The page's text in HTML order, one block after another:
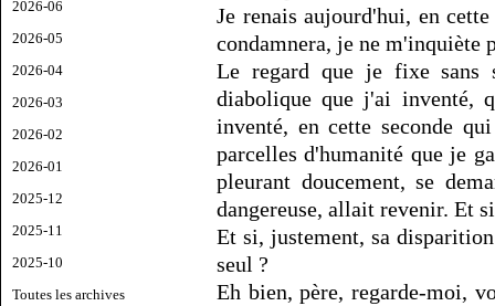
2026-06
2026-05
2026-04
2026-03
2026-02
2026-01
2025-12
2025-11
2025-10
Toutes les archives
Je renais aujourd'hui, en
condamnera, je ne m'inquiète
Le regard que je fixe sans
diabolique que j'ai inventé,
inventé, en cette seconde
parcelles d'humanité que je
pleurant doucement, se
dangereuse, allait revenir. Et
Et si, justement, sa
seul ?
Eh bien, père, regarde-moi,